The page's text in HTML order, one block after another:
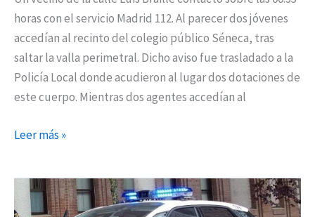
horas con el servicio Madrid 112. Al parecer dos jóvenes
accedían al recinto del colegio público Séneca, tras
saltar la valla perimetral. Dicho aviso fue trasladado a la
Policía Local donde acudieron al lugar dos dotaciones de
este cuerpo. Mientras dos agentes accedían al
Leer más »
Detenido
un